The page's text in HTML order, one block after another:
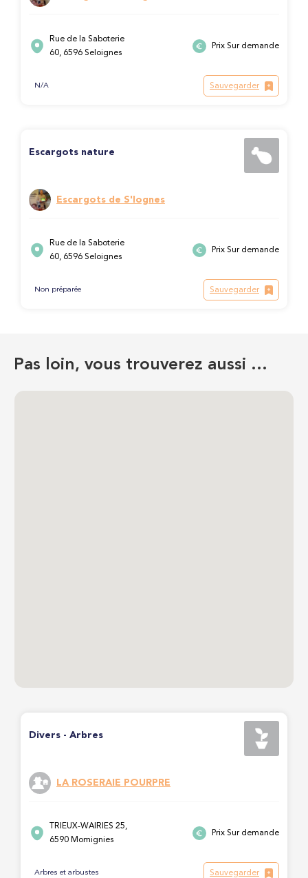
Rue de la Saboterie
60, 6596 Seloignes
Prix Sur demande
N/A Sauvegarder
Escargots nature
Escargots de S'lognes
Rue de la Saboterie
60, 6596 Seloignes
Prix Sur demande
Non préparée Sauvegarder
Pas loin, vous trouverez aussi …
Divers - Arbres
LA ROSERAIE POURPRE
TRIEUX-WAIRIES 25,
6590 Momignies
Prix Sur demande
Arbres et arbustes Sauvegarder